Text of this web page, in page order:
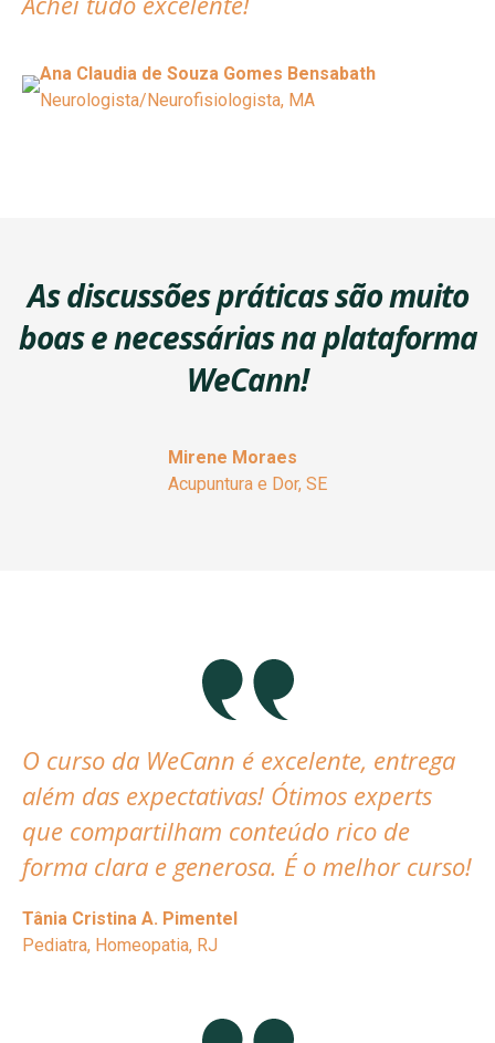
Ana Claudia de Souza Gomes Bensabath
Neurologista/Neurofisiologista, MA
As discussões práticas são muito
boas e necessárias na plataforma
WeCann!
Mirene Moraes
Acupuntura e Dor, SE
O curso da WeCann é excelente, entrega
além das expectativas! Ótimos experts
que compartilham conteúdo rico de
forma clara e generosa. É o melhor curso!
Tânia Cristina A. Pimentel
Pediatra, Homeopatia, RJ